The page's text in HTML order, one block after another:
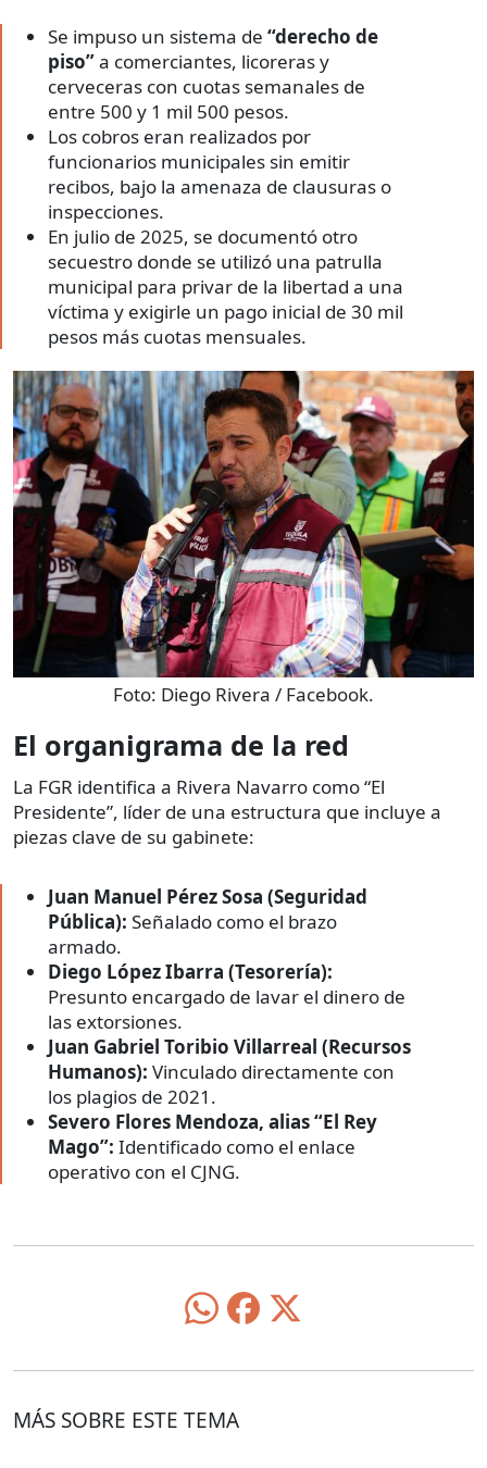
Se impuso un sistema de “derecho de
piso”a comerciantes, licoreras y
cerveceras con cuotas semanales de
entre 500 y 1 mil 500 pesos.
Los cobros eran realizados por
funcionarios municipales sin emitir
recibos, bajo la amenaza de clausuras o
inspecciones.
En julio de 2025, se documentó otro
secuestro donde se utilizó una patrulla
municipal para privar de la libertad a una
víctima y exigirle un pago inicial de 30 mil
pesos más cuotas mensuales.
Foto: Diego Rivera / Facebook.
El organigrama de la red
La FGR identifica a Rivera Navarro como “El
Presidente”, líder de una estructura que incluye a
piezas clave de su gabinete:
Juan Manuel Pérez Sosa (Seguridad
Pública): Señalado como el brazo
armado.
Diego López Ibarra (Tesorería):
Presunto encargado de lavar el dinero de
las extorsiones.
Juan Gabriel Toribio Villarreal (Recursos
Humanos): Vinculado directamente con
los plagios de 2021.
Severo Flores Mendoza, alias “El Rey
Mago”: Identificado como el enlace
operativo con el CJNG.
MÁS SOBRE ESTE TEMA